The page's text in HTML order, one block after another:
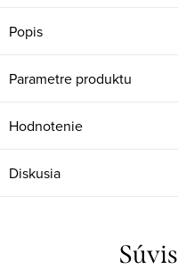
Popis
Parametre produktu
Hodnotenie
Diskusia